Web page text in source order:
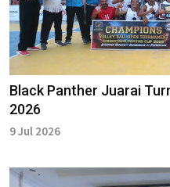
Black Panther Juarai
2026
9 Jul 2026